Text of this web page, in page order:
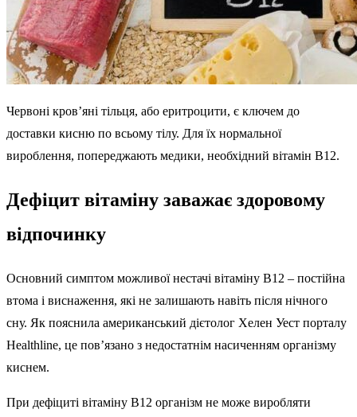
Червоні кров’яні тільця, або еритроцити, є ключем до
доставки кисню по всьому тілу. Для їх нормальної
вироблення, попереджають медики, необхідний вітамін B12.
Дефіцит вітаміну заважає здоровому
відпочинку
Основний симптом можливої нестачі вітаміну B12 – постійна
втома і виснаження, які не залишають навіть після нічного
сну. Як пояснила американський дієтолог Хелен Уест порталу
Healthline, це пов’язано з недостатнім насиченням організму
киснем.
При дефіциті вітаміну B12 організм не може виробляти